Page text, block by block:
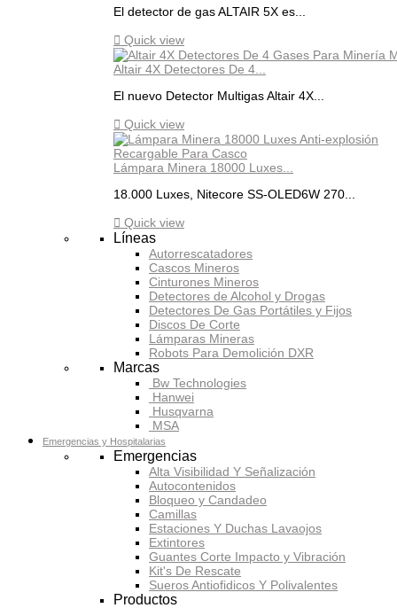
El detector de gas ALTAIR 5X es...
 Quick view
Altair 4X Detectores De 4...
El nuevo Detector Multigas Altair 4X...
 Quick view
Lámpara Minera 18000 Luxes...
18.000 Luxes, Nitecore SS-OLED6W 270...
 Quick view
Líneas
Autorrescatadores
Cascos Mineros
Cinturones Mineros
Detectores de Alcohol y Drogas
Detectores De Gas Portátiles y Fijos
Discos De Corte
Lámparas Mineras
Robots Para Demolición DXR
Marcas
Bw Technologies
Hanwei
Husqvarna
MSA
Emergencias y Hospitalarias
Emergencias
Alta Visibilidad Y Señalización
Autocontenidos
Bloqueo y Candadeo
Camillas
Estaciones Y Duchas Lavaojos
Extintores
Guantes Corte Impacto y Vibración
Kit's De Rescate
Sueros Antiofidicos Y Polivalentes
Productos